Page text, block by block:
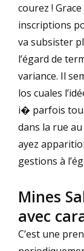
courez !
inscriptions
va subsister
l’égard de
variance. Il
los cuales
i� parfois
dans la rue
ayez
gestions à
Mines
avec
C’est une